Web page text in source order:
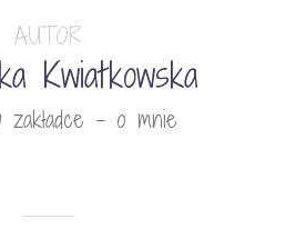
AUTOR
Kwiatkowska
- o mnie